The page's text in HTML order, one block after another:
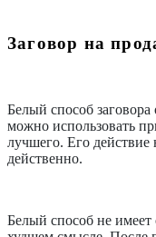
Заговор на
Белый способ заговора
можно использовать
лучшего. Его действие
действенно.
Белый способ не имеет